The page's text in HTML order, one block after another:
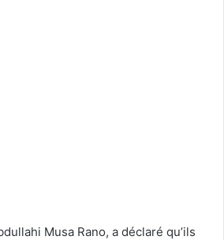
Musa Rano, a déclaré qu’ils